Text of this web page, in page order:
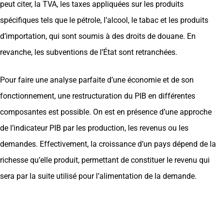
peut citer, la TVA, les taxes appliquées sur les produits
spécifiques tels que le pétrole, l’alcool, le tabac et les produits
d’importation, qui sont soumis à des droits de douane. En
revanche, les subventions de l’État sont retranchées.
Pour faire une analyse parfaite d’une économie et de son
fonctionnement, une restructuration du PIB en différentes
composantes est possible. On est en présence d’une approche
de l’indicateur PIB par les production, les revenus ou les
demandes. Effectivement, la croissance d’un pays dépend de la
richesse qu’elle produit, permettant de constituer le revenu qui
sera par la suite utilisé pour l’alimentation de la demande.